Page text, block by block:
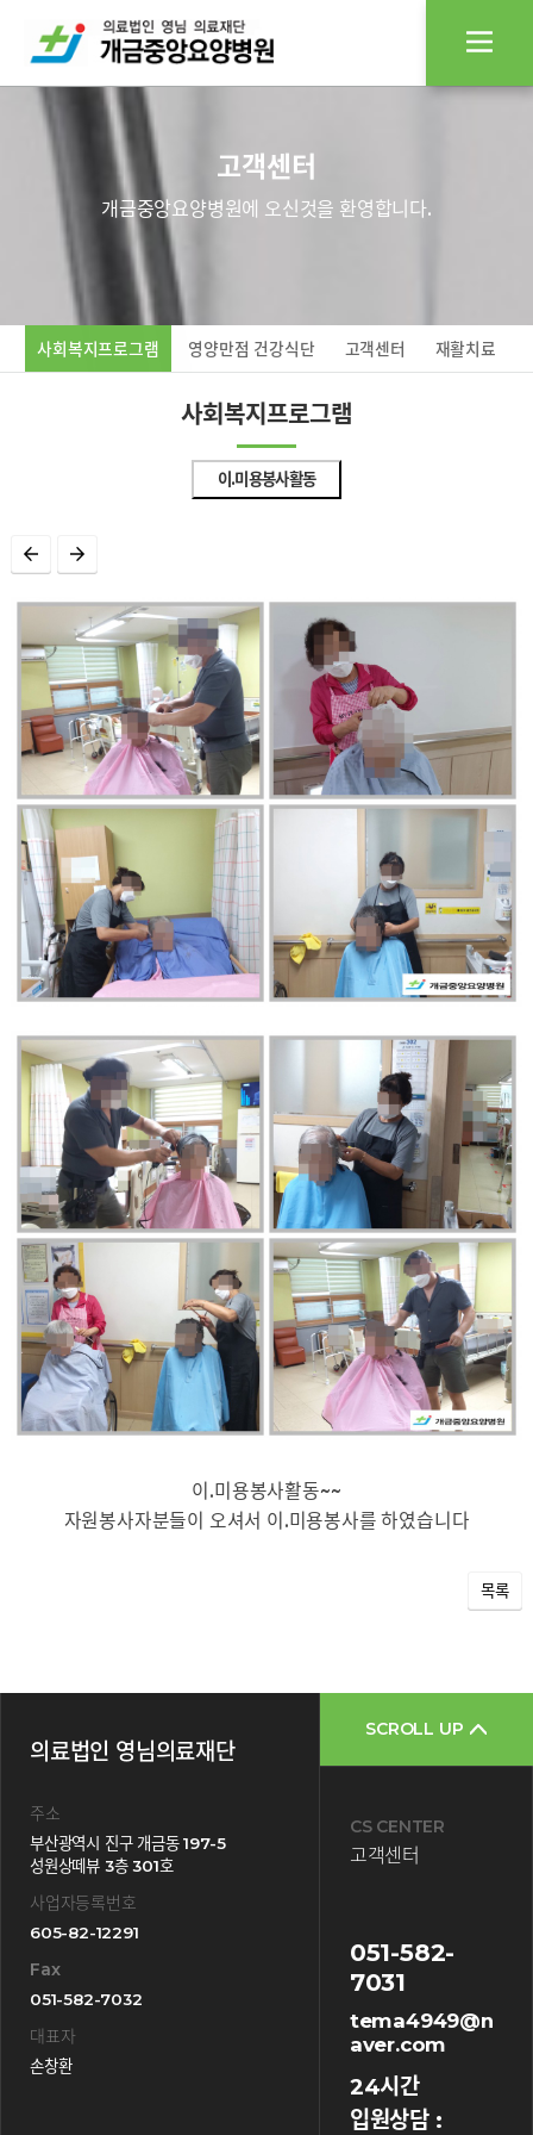
사회복지프로그램 영양만점 건강식단 고객센터 재활치료
고객센터
개금중앙요양병원에 오신것을 환영합니다.
사회복지프로그램
이.미용봉사활동
이.미용봉사활동~~
자원봉사자분들이 오셔서 이.미용봉사를 하였습니다
목록
의료법인 영님의료재단
주소
부산광역시 진구 개금동 197-5
성원상떼뷰 3층 301호
사업자등록번호
605-82-12291
Fax
051-582-7032
대표자
손창환
SCROLL UP
CS CENTER
고객센터
051-582-
7031
tema4949@n
aver.com
24시간
입원상담 :